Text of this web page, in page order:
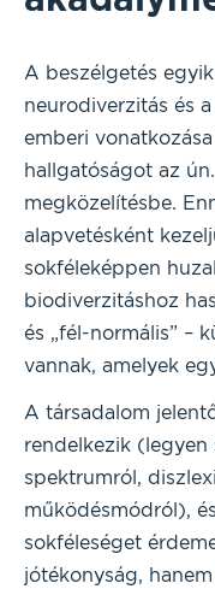
A beszélgetés
neurodiverzitás és
emberi
hallgatóságot az
megközelítésbe.
alapvetésként
sokféleképpen
biodiverzitáshoz
és „fél-normális” –
vannak, amelyek
A társadalom
rendelkezik
spektrumról,
működésmódról),
sokféleséget
jótékonyság,